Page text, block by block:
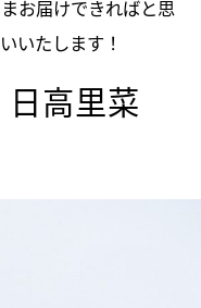
お届けできればと思
いたします！
日高里菜